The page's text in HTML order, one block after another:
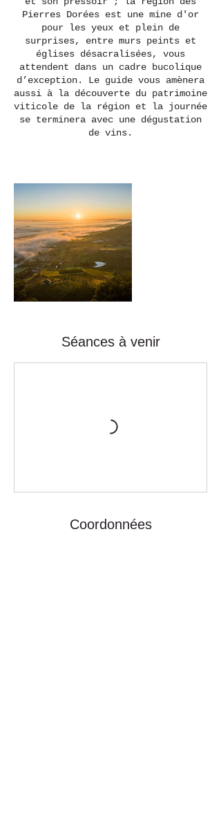
Pierres Dorées est une mine d'or
pour les yeux et plein de
surprises, entre murs peints et
églises désacralisées, vous
attendent dans un cadre bucolique
d’exception. Le guide vous amènera
aussi à la découverte du patrimoine
viticole de la région et la journée
se terminera avec une dégustation
de vins.
Séances à venir
Coordonnées